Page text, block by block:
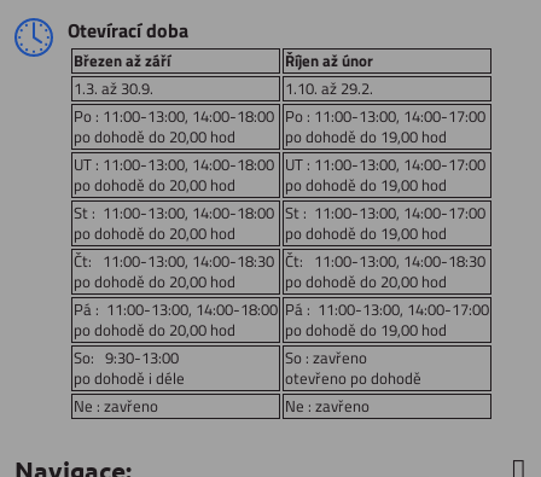
Otevírací doba
Březen až září
Říjen až únor
1.3. až 30.9.
1.10. až 29.2.
Po : 11:00-13:00, 14:00-18:00
po dohodě do 20,00 hod
Po : 11:00-13:00, 14:00-17:00
po dohodě do 19,00 hod
UT : 11:00-13:00, 14:00-18:00
po dohodě do 20,00 hod
UT : 11:00-13:00, 14:00-17:00
po dohodě do 19,00 hod
St : 11:00-13:00, 14:00-18:00
po dohodě do 20,00 hod
St : 11:00-13:00, 14:00-17:00
po dohodě do 19,00 hod
Čt: 11:00-13:00, 14:00-18:30
po dohodě do 20,00 hod
Čt: 11:00-13:00, 14:00-18:30
po dohodě do 20,00 hod
Pá : 11:00-13:00, 14:00-18:00
po dohodě do 20,00 hod
Pá : 11:00-13:00, 14:00-17:00
po dohodě do 19,00 hod
So: 9:30-13:00
po dohodě i déle
So : zavřeno
otevřeno po dohodě
Ne : zavřeno
Ne : zavřeno
Navigace: